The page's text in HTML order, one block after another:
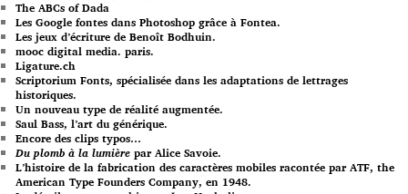
The ABCs of Dada
Les Google fontes dans Photoshop grâce à Fontea.
Les jeux d’écriture de Benoît Bodhuin.
mooc digital media. paris.
Ligature.ch
Scriptorium Fonts, spécialisée dans les adaptations de lettrages
historiques.
Un nouveau type de réalité augmentée.
Saul Bass, l’art du générique.
Encore des clips typos…
Du plomb à la lumière par Alice Savoie.
L’histoire de la fabrication des caractères mobiles racontée par ATF, the
American Type Founders Company, en 1948.